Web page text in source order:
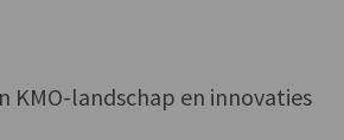
KMO-landschap en innovaties